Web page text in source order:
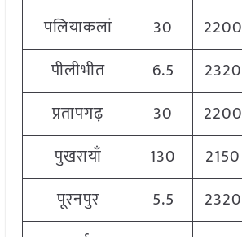
पलियाकलां
30 2200
पीलीभीत
6.5 2320
प्रतापगढ़
30 2200
पुखरायाँ
130 2150
पूरनपुर
5.5 2320